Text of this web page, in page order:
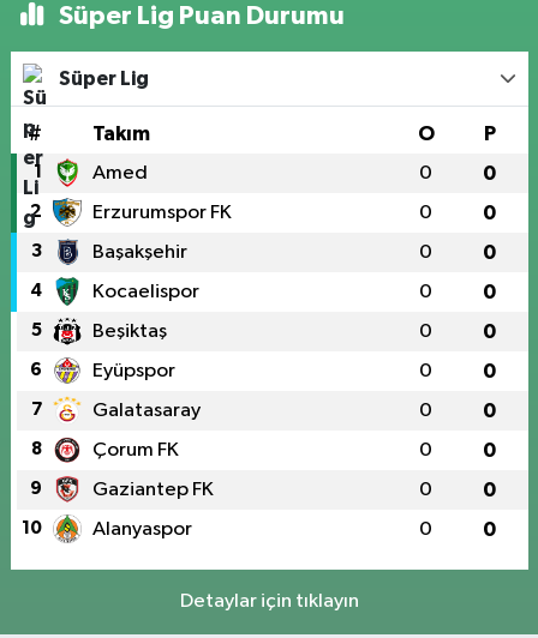
Süper Lig Puan Durumu
Süper Lig
# Takım O P
1 Amed 0 0
2 Erzurumspor FK 0 0
3 Başakşehir 0 0
4 Kocaelispor 0 0
5 Beşiktaş 0 0
6 Eyüpspor 0 0
7 Galatasaray 0 0
8 Çorum FK 0 0
9 Gaziantep FK 0 0
10 Alanyaspor 0 0
Detaylar için tıklayın